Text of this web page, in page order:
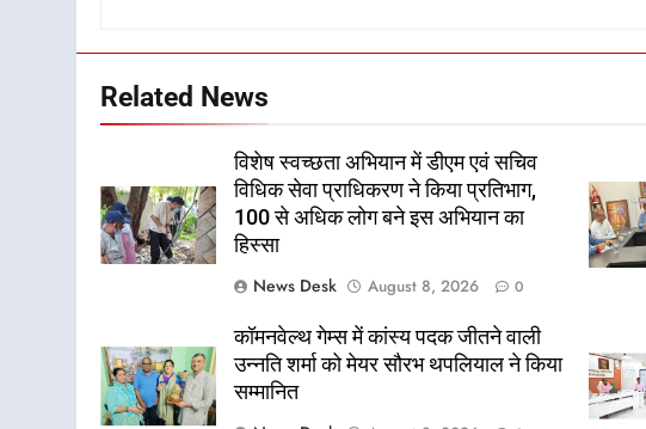
Related News
विशेष स्वच्छता अभियान में डीएम एवं सचिव
विधिक सेवा प्राधिकरण ने किया प्रतिभाग,
100 से अधिक लोग बने इस अभियान का
हिस्सा
News Desk
August 8, 2026 0
कॉमनवेल्थ गेम्स में कांस्य पदक जीतने वाली
उन्नति शर्मा को मेयर सौरभ थपलियाल ने किया
सम्मानित